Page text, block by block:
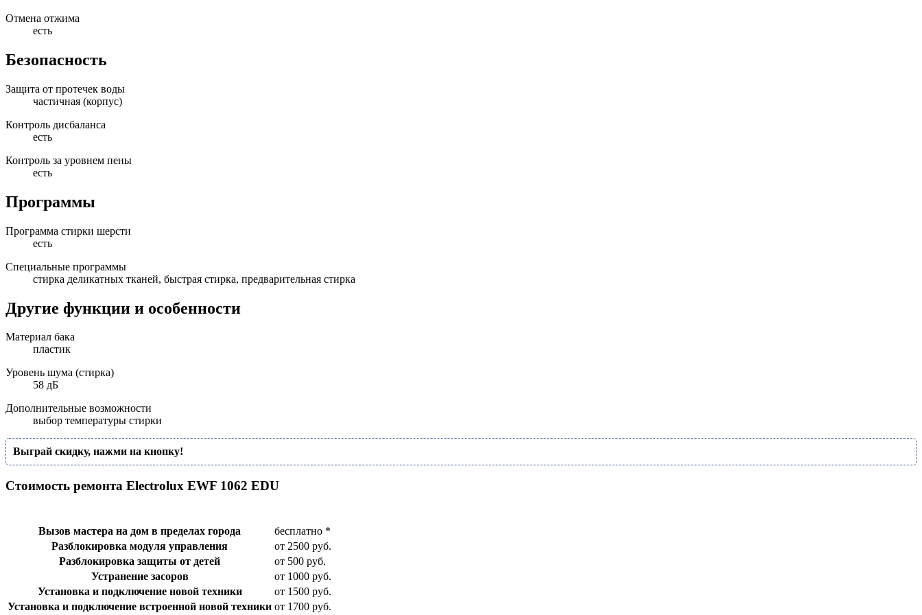
Отмена отжима
есть
Безопасность
Защита от протечек воды
частичная (корпус)
Контроль дисбаланса
есть
Контроль за уровнем пены
есть
Программы
Программа стирки шерсти
есть
Специальные программы
стирка деликатных тканей, быстрая стирка, предварительная стирка
Другие функции и особенности
Материал бака
пластик
Уровень шума (стирка)
58 дБ
Дополнительные возможности
выбор температуры стирки
Выграй скидку, нажми на кнопку!
Стоимость ремонта Electrolux EWF 1062 EDU
Вызов мастера на дом в пределах города
бесплатно *
Разблокировка модуля управления
от 2500 руб.
Разблокировка защиты от детей
от 500 руб.
Устранение засоров
от 1000 руб.
Установка и подключение новой техники
от 1500 руб.
Установка и подключение встроенной новой техники от 1700 руб.